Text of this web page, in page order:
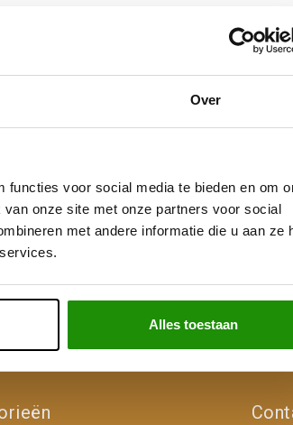
Over
voor social media te bieden en om
onze site met onze partners voor social
met andere informatie die u aan ze
Alles toestaan
specialisten Verzending door heel